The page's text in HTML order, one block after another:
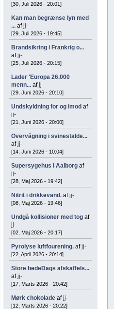
[30, Juli 2026 - 20:01]
Kan man begrænse lyn med
... afjj-
[29, Juli 2026 - 19:45]
Brandsikring i Frankrig o...
afjj-
[25, Juli 2026 - 20:15]
Lader 'Europa 26.000
menn... afjj-
[29, Juni 2026 - 20:10]
Undskyldning for og imod af
jj-
[21, Juni 2026 - 20:00]
Overvågning i svinestalde...
afjj-
[14, Juni 2026 - 10:04]
Supersygehus i Aalborg af
jj-
[28, Maj 2026 - 19:42]
Nitrit i drikkevand. afjj-
[08, Maj 2026 - 19:46]
Undgå kollisioner med tog af
jj-
[02, Maj 2026 - 20:17]
Pyrolyse luftfourening. afjj-
[22, April 2026 - 20:14]
Store bedeDags afskaffels...
afjj-
[17, Marts 2026 - 20:42]
Mørk chokolade afjj-
[12, Marts 2026 - 20:22]